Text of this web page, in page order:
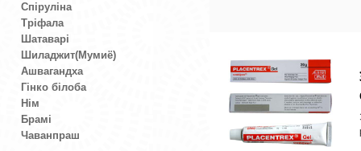
Спіруліна
Тріфала
Шатаварі
Шиладжит(Мумиё)
Ашвагандха
Гінко білоба
Нім
Брамі
Чаванпраш